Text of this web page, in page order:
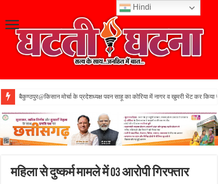
बैकुण्ठपुर@किसान मोर्चा के प्रदेशध्यक्ष पवन साहू का कोरिया में नागर व खुमरी भेंट कर किया
महिला से दुष्कर्म मामले में 03 आरोपी गिरफ्तार
Hindi